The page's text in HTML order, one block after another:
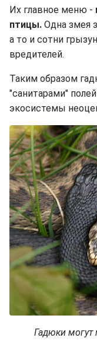
Их главное меню -
птицы. Одна змея
а то и сотни
вредителей.
Таким образом
"санитарами"
экосистемы
Гадюки могут